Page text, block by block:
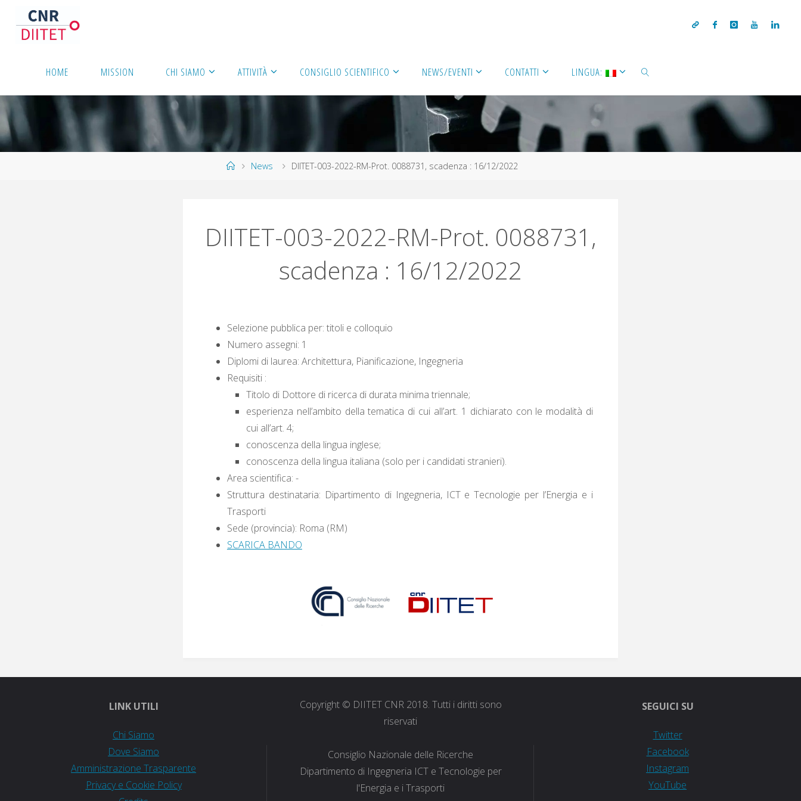
HOME MISSION CHI SIAMO ATTIVITÀ CONSIGLIO SCIENTIFICO NEWS/EVENTI CONTATTI LINGUA:
News DIITET-003-2022-RM-Prot. 0088731, scadenza : 16/12/2022
DIITET-003-2022-RM-Prot. 0088731,
scadenza : 16/12/2022
Selezione pubblica per: titoli e colloquio
Numero assegni: 1
Diplomi di laurea: Architettura, Pianificazione, Ingegneria
Requisiti :
Titolo di Dottore di ricerca di durata minima triennale;
esperienza nell’ambito della tematica di cui all’art. 1 dichiarato con le modalità di
cui all’art. 4;
conoscenza della lingua inglese;
conoscenza della lingua italiana (solo per i candidati stranieri).
Area scientifica: -
Struttura destinataria: Dipartimento di Ingegneria, ICT e Tecnologie per l’Energia e i
Trasporti
Sede (provincia): Roma (RM)
SCARICA BANDO
LINK UTILI
Chi Siamo
Dove Siamo
Amministrazione Trasparente
Privacy e Cookie Policy
Copyright © DIITET CNR 2018. Tutti i diritti sono
riservati
Consiglio Nazionale delle Ricerche
Dipartimento di Ingegneria ICT e Tecnologie per
l'Energia e i Trasporti
SEGUICI SU
Twitter
Facebook
Instagram
YouTube